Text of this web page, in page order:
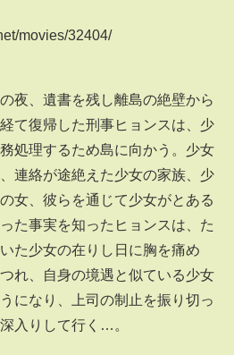
movies/32404/
夜、遺書を残し離島の絶壁から
て復帰した刑事ヒョンスは、少
処理するため島に向かう。少女
連絡が途絶えた少女の家族、少
女、彼らを通じて少女がとある
た事実を知ったヒョンスは、た
た少女の在りし日に胸を痛め
れ、自身の境遇と似ている少女
になり、上司の制止を振り切っ
入りして行く…。